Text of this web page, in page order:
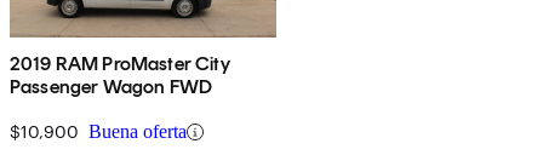
2019 RAM ProMaster City
Passenger Wagon FWD
$10,900 Buena oferta